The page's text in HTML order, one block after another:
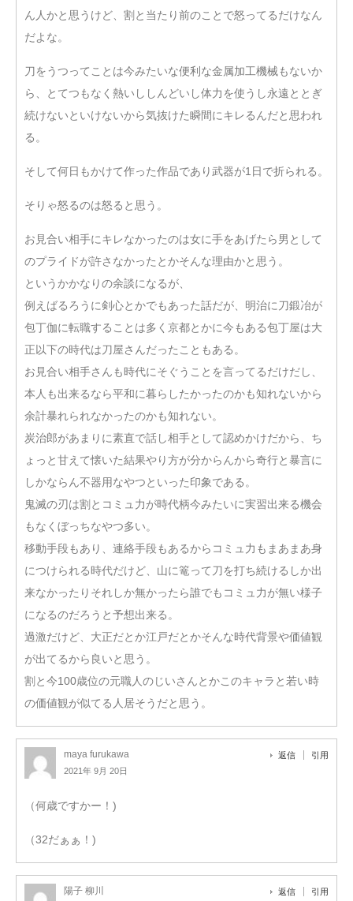
ん人かと思うけど、割と当たり前のことで怒ってるだけなん
だよな。
刀をうつってことは今みたいな便利な金属加工機械もないか
ら、とてつもなく熱いししんどいし体力を使うし永遠ととぎ
続けないといけないから気抜けた瞬間にキレるんだと思われ
る。
そして何日もかけて作った作品であり武器が1日で折られる。
そりゃ怒るのは怒ると思う。
お見合い相手にキレなかったのは女に手をあげたら男として
のプライドが許さなかったとかそんな理由かと思う。
というかかなりの余談になるが、
例えばるろうに剣心とかでもあった話だが、明治に刀鍛冶が
包丁伽に転職することは多く京都とかに今もある包丁屋は大
正以下の時代は刀屋さんだったこともある。
お見合い相手さんも時代にそぐうことを言ってるだけだし、
本人も出来るなら平和に暮らしたかったのかも知れないから
余計暴れられなかったのかも知れない。
炭治郎があまりに素直で話し相手として認めかけだから、ち
ょっと甘えて懐いた結果やり方が分からんから奇行と暴言に
しかならん不器用なやつといった印象である。
鬼滅の刃は割とコミュ力が時代柄今みたいに実習出来る機会
もなくぼっちなやつ多い。
移動手段もあり、連絡手段もあるからコミュ力もまあまあ身
につけられる時代だけど、山に篭って刀を打ち続けるしか出
来なかったりそれしか無かったら誰でもコミュ力が無い様子
になるのだろうと予想出来る。
過激だけど、大正だとか江戸だとかそんな時代背景や価値観
が出てるから良いと思う。
割と今100歳位の元職人のじいさんとかこのキャラと若い時
の価値観が似てる人居そうだと思う。
maya furukawa
2021年 9月 20日
返信 引用
（何歳ですかー！)
（32だぁぁ！)
陽子 柳川 返信 引用